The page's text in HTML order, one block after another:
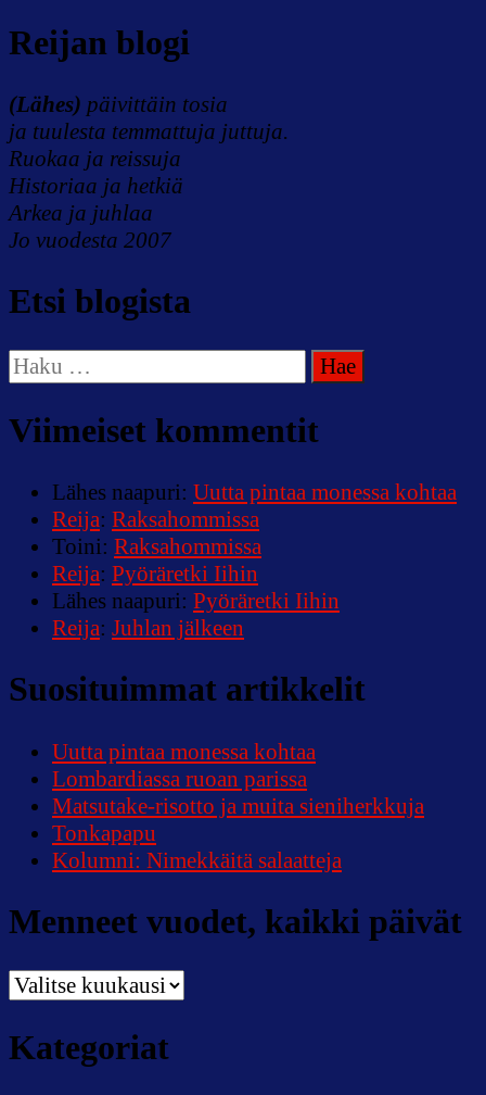
Reijan blogi
(Lähes) päivittäin tosia
ja tuulesta temmattuja juttuja.
Ruokaa ja reissuja
Historiaa ja hetkiä
Arkea ja juhlaa
Jo vuodesta 2007
Etsi blogista
Haku:
Viimeiset kommentit
Lähes naapuri: Uutta pintaa monessa kohtaa
Reija: Raksahommissa
Toini: Raksahommissa
Reija: Pyöräretki Iihin
Lähes naapuri: Pyöräretki Iihin
Reija: Juhlan jälkeen
Suosituimmat artikkelit
Uutta pintaa monessa kohtaa
Lombardiassa ruoan parissa
Matsutake-risotto ja muita sieniherkkuja
Tonkapapu
Kolumni: Nimekkäitä salaatteja
Menneet vuodet, kaikki päivät
Menneet
vuodet,
kaikki
päivät
Kategoriat